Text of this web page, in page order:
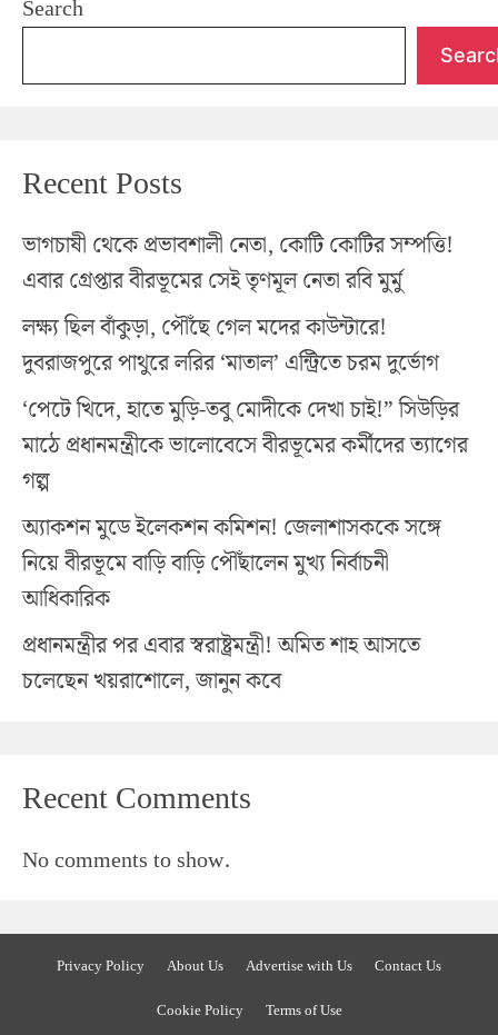
Search
Recent Posts
ভাগচাষী থেকে প্রভাবশালী নেতা, কোটি কোটির সম্পত্তি!
এবার গ্রেপ্তার বীরভূমের সেই তৃণমূল নেতা রবি মুর্মু
লক্ষ্য ছিল বাঁকুড়া, পৌঁছে গেল মদের কাউন্টারে!
দুবরাজপুরে পাথুরে লরির ‘মাতাল’ এন্ট্রিতে চরম দুর্ভোগ
‘পেটে খিদে, হাতে মুড়ি-তবু মোদীকে দেখা চাই!” সিউড়ির
মাঠে প্রধানমন্ত্রীকে ভালোবেসে বীরভূমের কর্মীদের ত্যাগের
গল্প
অ্যাকশন মুডে ইলেকশন কমিশন! জেলাশাসককে সঙ্গে
নিয়ে বীরভূমে বাড়ি বাড়ি পৌঁছালেন মুখ্য নির্বাচনী
আধিকারিক
প্রধানমন্ত্রীর পর এবার স্বরাষ্ট্রমন্ত্রী! অমিত শাহ আসতে
চলেছেন খয়রাশোলে, জানুন কবে
Recent Comments
No comments to show.
Privacy Policy About Us Advertise with Us
Contact Us
Cookie Policy
Terms of Use